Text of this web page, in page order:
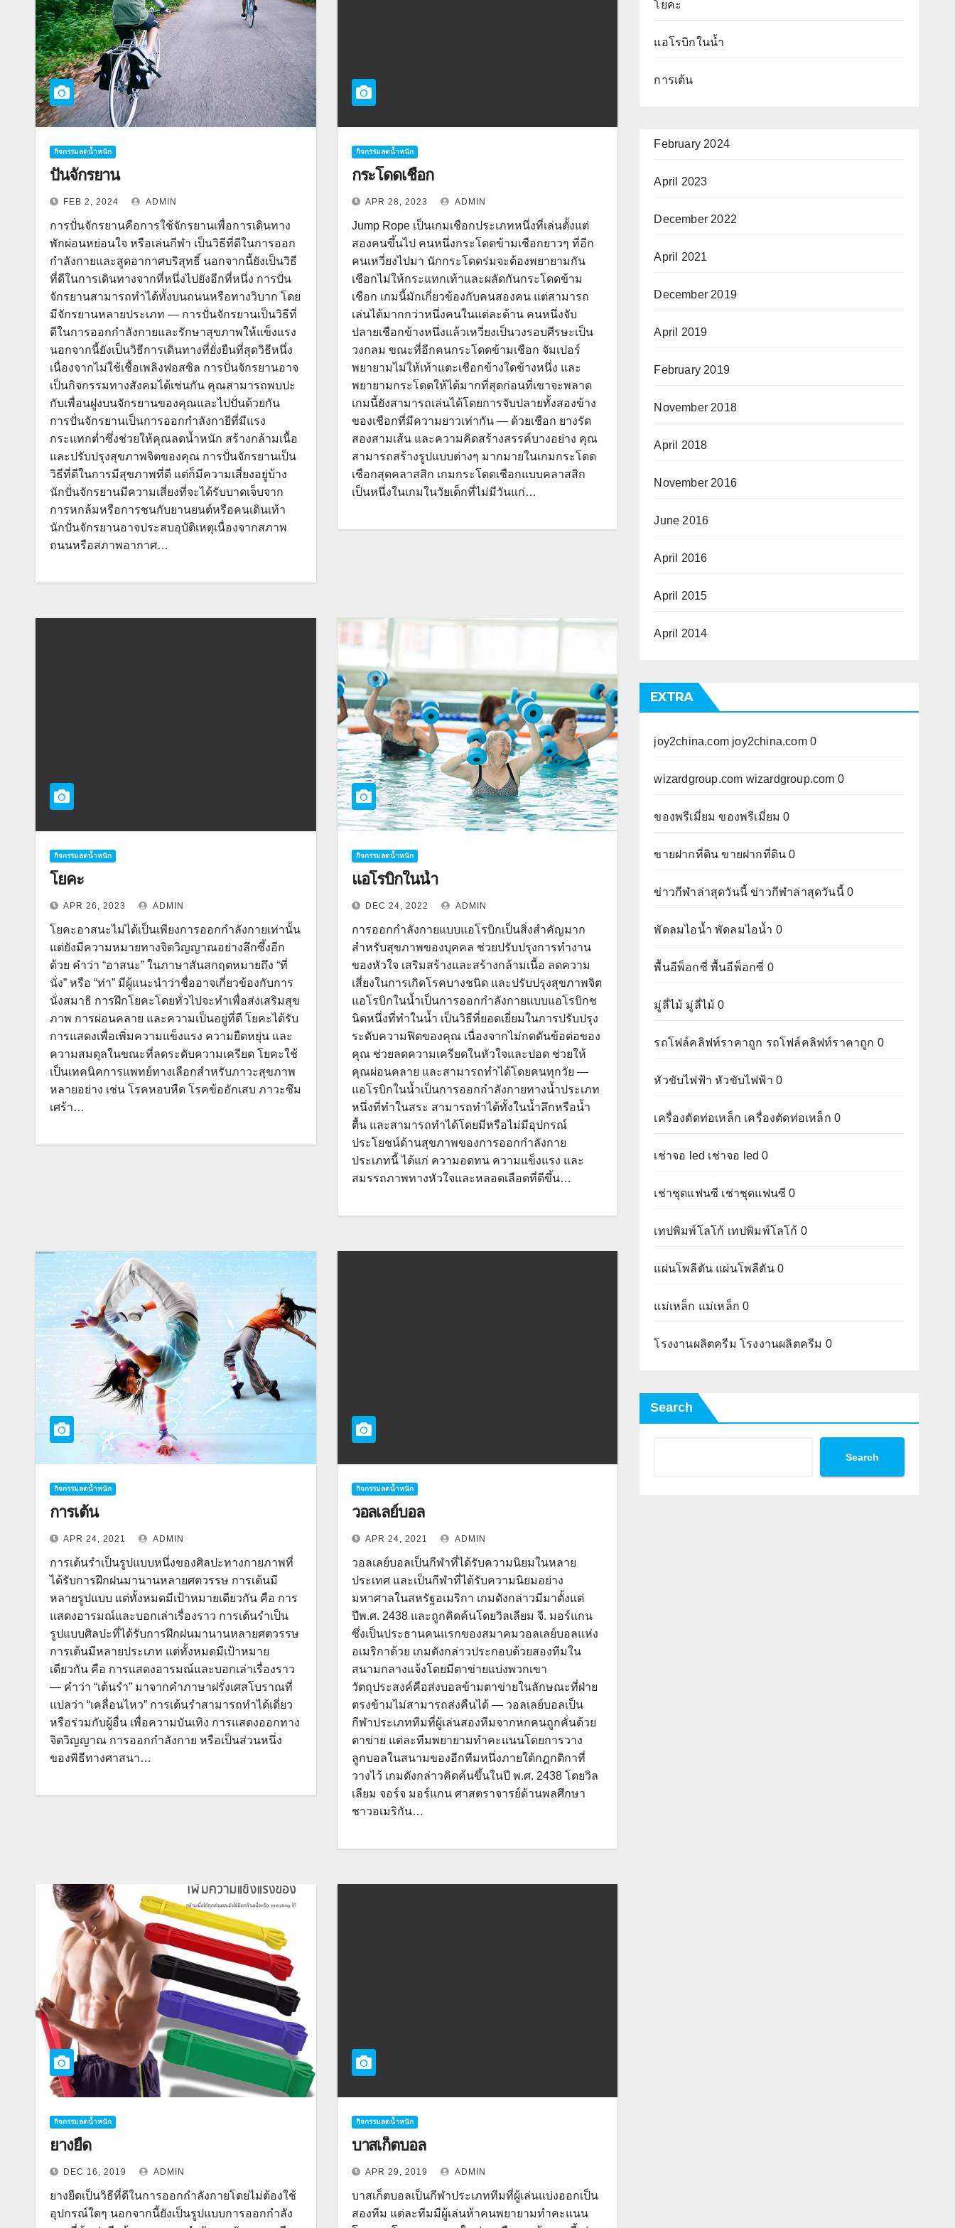
กิจกรรมลดน้ำหนัก
ปั่นจักรยาน
FEB 2, 2024 ADMIN
การปั่นจักรยานคือการใช้จักรยานเพื่อการเดินทาง
พักผ่อนหย่อนใจ หรือเล่นกีฬา เป็นวิธีที่ดีในการออก
กำลังกายและสูดอากาศบริสุทธิ์ นอกจากนี้ยังเป็นวิธี
ที่ดีในการเดินทางจากที่หนึ่งไปยังอีกที่หนึ่ง การปั่น
จักรยานสามารถทำได้ทั้งบนถนนหรือทางวิบาก โดย
มีจักรยานหลายประเภท — การปั่นจักรยานเป็นวิธีที่
ดีในการออกกำลังกายและรักษาสุขภาพให้แข็งแรง
นอกจากนี้ยังเป็นวิธีการเดินทางที่ยั่งยืนที่สุดวิธีหนึ่ง
เนื่องจากไม่ใช้เชื้อเพลิงฟอสซิล การปั่นจักรยานอาจ
เป็นกิจกรรมทางสังคมได้เช่นกัน คุณสามารถพบปะ
กับเพื่อนฝูงบนจักรยานของคุณและไปปั่นด้วยกัน
การปั่นจักรยานเป็นการออกกำลังกายีที่มีแรง
กระแทกต่ำซึ่งช่วยให้คุณลดน้ำหนัก สร้างกล้ามเนื้อ
และปรับปรุงสุขภาพจิตของคุณ การปั่นจักรยานเป็น
วิธีที่ดีในการมีสุขภาพที่ดี แต่ก็มีความเสี่ยงอยู่บ้าง
นักปั่นจักรยานมีความเสี่ยงที่จะได้รับบาดเจ็บจาก
การหกล้มหรือการชนกับยานยนต์หรือคนเดินเท้า
นักปั่นจักรยานอาจประสบอุบัติเหตุเนื่องจากสภาพ
ถนนหรือสภาพอากาศ…
กิจกรรมลดน้ำหนัก
กระโดดเชือก
APR 28, 2023 ADMIN
Jump Rope เป็นเกมเชือกประเภทหนึ่งที่เล่นตั้งแต่
สองคนขึ้นไป คนหนึ่งกระโดดข้ามเชือกยาวๆ ที่อีก
คนเหวี่ยงไปมา นักกระโดดร่มจะต้องพยายามกัน
เชือกไม่ให้กระแทกเท้าและผลัดกันกระโดดข้าม
เชือก เกมนี้มักเกี่ยวข้องกับคนสองคน แต่สามารถ
เล่นได้มากกว่าหนึ่งคนในแต่ละด้าน คนหนึ่งจับ
ปลายเชือกข้างหนึ่งแล้วเหวี่ยงเป็นวงรอบศีรษะเป็น
วงกลม ขณะที่อีกคนกระโดดข้ามเชือก จัมเปอร์
พยายามไม่ให้เท้าแตะเชือกข้างใดข้างหนึ่ง และ
พยายามกระโดดให้ได้มากที่สุดก่อนที่เขาจะพลาด
เกมนี้ยังสามารถเล่นได้โดยการจับปลายทั้งสองข้าง
ของเชือกที่มีความยาวเท่ากัน — ด้วยเชือก ยางรัด
สองสามเส้น และความคิดสร้างสรรค์บางอย่าง คุณ
สามารถสร้างรูปแบบต่างๆ มากมายในเกมกระโดด
เชือกสุดคลาสสิก เกมกระโดดเชือกแบบคลาสสิก
เป็นหนึ่งในเกมในวัยเด็กที่ไม่มีวันแก่…
กิจกรรมลดน้ำหนัก
โยคะ
APR 26, 2023 ADMIN
โยคะอาสนะไม่ได้เป็นเพียงการออกกำลังกายเท่านั้น
แต่ยังมีความหมายทางจิตวิญญาณอย่างลึกซึ้งอีก
ด้วย คำว่า “อาสนะ” ในภาษาสันสกฤตหมายถึง “ที่
นั่ง” หรือ “ท่า” มีผู้แนะนำว่าชื่ออาจเกี่ยวข้องกับการ
นั่งสมาธิ การฝึกโยคะโดยทั่วไปจะทำเพื่อส่งเสริมสุข
ภาพ การผ่อนคลาย และความเป็นอยู่ที่ดี โยคะได้รับ
การแสดงเพื่อเพิ่มความแข็งแรง ความยืดหยุ่น และ
ความสมดุลในขณะที่ลดระดับความเครียด โยคะใช้
เป็นเทคนิคการแพทย์ทางเลือกสำหรับภาวะสุขภาพ
หลายอย่าง เช่น โรคหอบหืด โรคข้ออักเสบ ภาวะซึม
เศร้า…
กิจกรรมลดน้ำหนัก
แอโรบิกในน้ำ
DEC 24, 2022 ADMIN
การออกกำลังกายแบบแอโรบิกเป็นสิ่งสำคัญมาก
สำหรับสุขภาพของบุคคล ช่วยปรับปรุงการทำงาน
ของหัวใจ เสริมสร้างและสร้างกล้ามเนื้อ ลดความ
เสี่ยงในการเกิดโรคบางชนิด และปรับปรุงสุขภาพจิต
แอโรบิกในน้ำเป็นการออกกำลังกายแบบแอโรบิกช
นิดหนึ่งที่ทำในน้ำ เป็นวิธีที่ยอดเยี่ยมในการปรับปรุง
ระดับความฟิตของคุณ เนื่องจากไม่กดดันข้อต่อของ
คุณ ช่วยลดความเครียดในหัวใจและปอด ช่วยให้
คุณผ่อนคลาย และสามารถทำได้โดยคนทุกวัย —
แอโรบิกในน้ำเป็นการออกกำลังกายทางน้ำประเภท
หนึ่งที่ทำในสระ สามารถทำได้ทั้งในน้ำลึกหรือน้ำ
ตื้น และสามารถทำได้โดยมีหรือไม่มีอุปกรณ์
ประโยชน์ด้านสุขภาพของการออกกำลังกาย
ประเภทนี้ ได้แก่ ความอดทน ความแข็งแรง และ
สมรรถภาพทางหัวใจและหลอดเลือดที่ดีขึ้น…
กิจกรรมลดน้ำหนัก
การเต้น
APR 24, 2021 ADMIN
การเต้นรำเป็นรูปแบบหนึ่งของศิลปะทางกายภาพที่
ได้รับการฝึกฝนมานานหลายศตวรรษ การเต้นมี
หลายรูปแบบ แต่ทั้งหมดมีเป้าหมายเดียวกัน คือ การ
แสดงอารมณ์และบอกเล่าเรื่องราว การเต้นรำเป็น
รูปแบบศิลปะที่ได้รับการฝึกฝนมานานหลายศตวรรษ
การเต้นมีหลายประเภท แต่ทั้งหมดมีเป้าหมาย
เดียวกัน คือ การแสดงอารมณ์และบอกเล่าเรื่องราว
— คำว่า “เต้นรำ” มาจากคำภาษาฝรั่งเศสโบราณที่
แปลว่า “เคลื่อนไหว” การเต้นรำสามารถทำได้เดี่ยว
หรือร่วมกับผู้อื่น เพื่อความบันเทิง การแสดงออกทาง
จิตวิญญาณ การออกกำลังกาย หรือเป็นส่วนหนึ่ง
ของพิธีทางศาสนา…
กิจกรรมลดน้ำหนัก
วอลเลย์บอล
APR 24, 2021 ADMIN
วอลเลย์บอลเป็นกีฬาที่ได้รับความนิยมในหลาย
ประเทศ และเป็นกีฬาที่ได้รับความนิยมอย่าง
มหาศาลในสหรัฐอเมริกา เกมดังกล่าวมีมาตั้งแต่
ปีพ.ศ. 2438 และถูกคิดค้นโดยวิลเลียม จี. มอร์แกน
ซึ่งเป็นประธานคนแรกของสมาคมวอลเลย์บอลแห่ง
อเมริกาด้วย เกมดังกล่าวประกอบด้วยสองทีมใน
สนามกลางแจ้งโดยมีตาข่ายแบ่งพวกเขา
วัตถุประสงค์คือส่งบอลข้ามตาข่ายในลักษณะที่ฝ่าย
ตรงข้ามไม่สามารถส่งคืนได้ — วอลเลย์บอลเป็น
กีฬาประเภททีมที่ผู้เล่นสองทีมจากหกคนถูกคั่นด้วย
ตาข่าย แต่ละทีมพยายามทำคะแนนโดยการวาง
ลูกบอลในสนามของอีกทีมหนึ่งภายใต้กฎกติกาที่
วางไว้ เกมดังกล่าวคิดค้นขึ้นในปี พ.ศ. 2438 โดยวิล
เลียม จอร์จ มอร์แกน ศาสตราจารย์ด้านพลศึกษา
ชาวอเมริกัน…
กิจกรรมลดน้ำหนัก
ยางยืด
DEC 16, 2019 ADMIN
ยางยืดเป็นวิธีที่ดีในการออกกำลังกายโดยไม่ต้องใช้
อุปกรณ์ใดๆ นอกจากนี้ยังเป็นรูปแบบการออกกำลัง
กิจกรรมลดน้ำหนัก
บาสเก็ตบอล
APR 29, 2019 ADMIN
บาสเก็ตบอลเป็นกีฬาประเภททีมที่ผู้เล่นแบ่งออกเป็น
สองทีม แต่ละทีมมีผู้เล่นห้าคนพยายามทำคะแนน
โยคะ
แอโรบิกในน้ำ
การเต้น
February 2024
April 2023
December 2022
April 2021
December 2019
April 2019
February 2019
November 2018
April 2018
November 2016
June 2016
April 2016
April 2015
April 2014
EXTRA
joy2china.comjoy2china.com 0
wizardgroup.com wizardgroup.com 0
ของพรีเมี่ยม ของพรีเมี่ยม 0
ขายฝากที่ดิน ขายฝากที่ดิน 0
ข่าวกีฬาล่าสุดวันนี้ข่าวกีฬาล่าสุดวันนี้ 0
พัดลมไอน้ำ พัดลมไอน้ำ 0
พื้นอีพ็อกซี่ พื้นอีพ็อกซี่ 0
มู่ลี่ไม้ มู่ลี่ไม้ 0
รถโฟล์คลิฟท์ราคาถูก รถโฟล์คลิฟท์ราคาถูก 0
หัวขับไฟฟ้า หัวขับไฟฟ้า 0
เครื่องตัดท่อเหล็ก เครื่องตัดท่อเหล็ก 0
เช่าจอ led เช่าจอ led 0
เช่าชุดแฟนซี เช่าชุดแฟนซี 0
เทปพิมพ์โลโก้ เทปพิมพ์โลโก้ 0
แผ่นโพลีตันแผ่นโพลีตัน 0
แม่เหล็ก แม่เหล็ก 0
โรงงานผลิตครีม โรงงานผลิตครีม 0
Search
Search